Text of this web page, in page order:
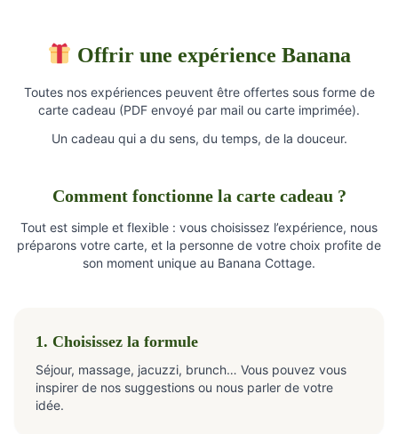
Offrir une expérience Banana
Toutes nos expériences peuvent être offertes sous forme de
carte cadeau (PDF envoyé par mail ou carte imprimée).
Un cadeau qui a du sens, du temps, de la douceur.
Comment fonctionne la carte cadeau ?
Tout est simple et flexible : vous choisissez l’expérience, nous
préparons votre carte, et la personne de votre choix profite de
son moment unique au Banana Cottage.
1. Choisissez la formule
Séjour, massage, jacuzzi, brunch… Vous pouvez vous
inspirer de nos suggestions ou nous parler de votre
idée.